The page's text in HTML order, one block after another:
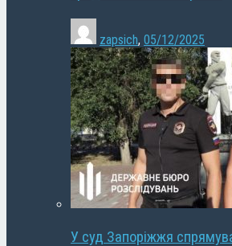
zapsich, 05/12/2025
У суд Запоріжжя